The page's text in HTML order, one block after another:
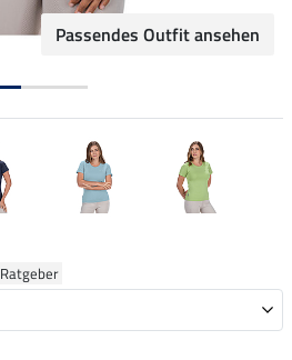
Passendes Outfit ansehen
Ratgeber